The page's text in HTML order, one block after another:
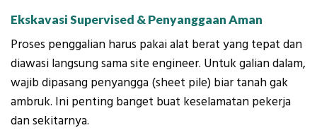
Ekskavasi Supervised & Penyanggaan Aman
Proses penggalian harus pakai alat berat yang tepat dan
diawasi langsung sama site engineer. Untuk galian dalam,
wajib dipasang penyangga (sheet pile) biar tanah gak
ambruk. Ini penting banget buat keselamatan pekerja
dan sekitarnya.